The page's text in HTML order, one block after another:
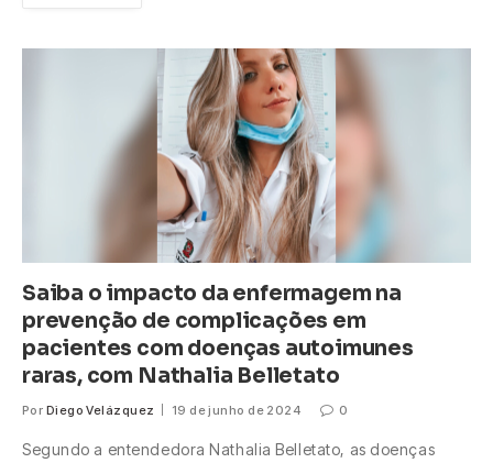
Saiba o impacto da enfermagem na
prevenção de complicações em
pacientes com doenças autoimunes
raras, com Nathalia Belletato
Por Diego Velázquez 19 de junho de 2024 0
Segundo a entendedora Nathalia Belletato, as doenças